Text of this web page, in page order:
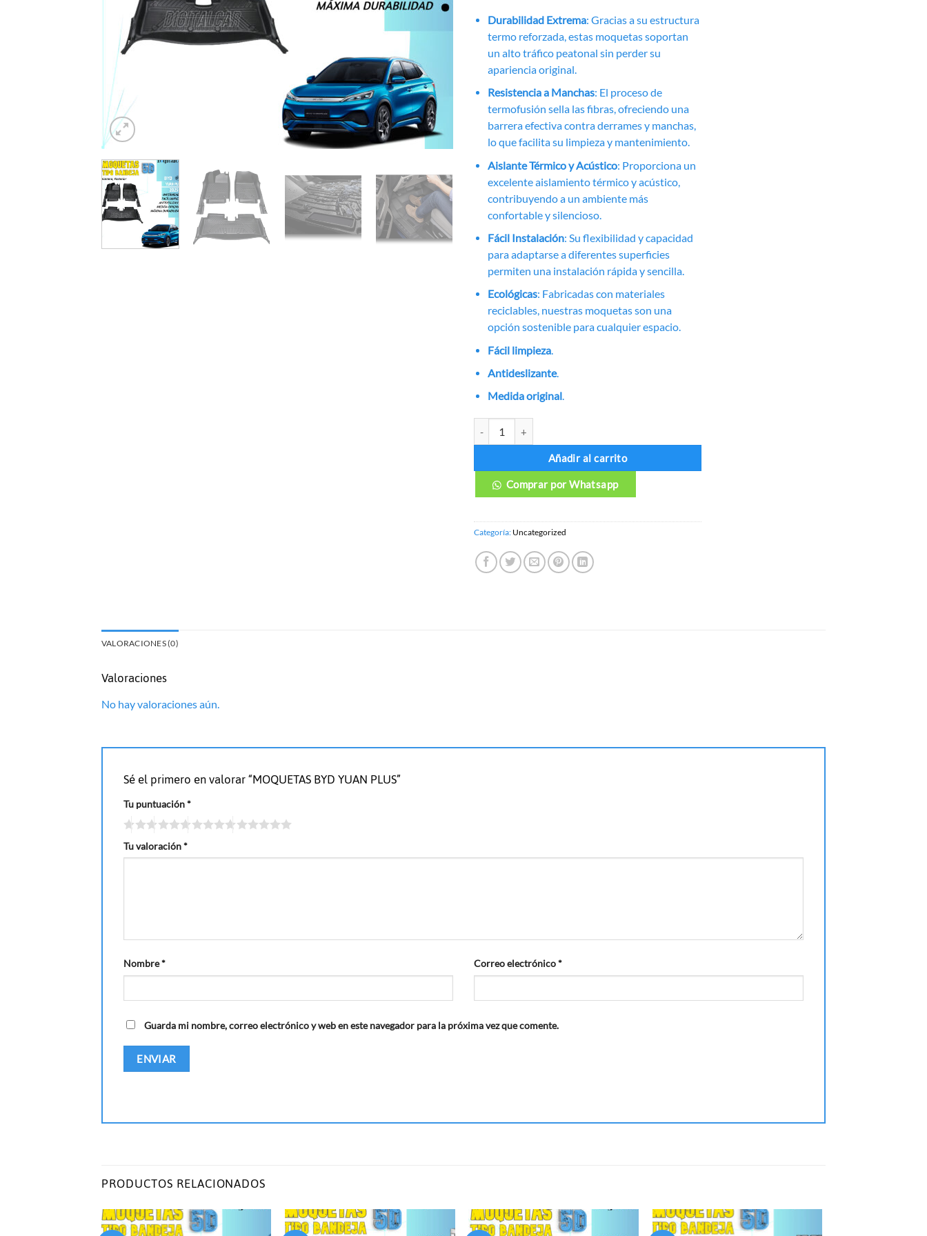
Durabilidad Extrema: Gracias a su estructura
termo reforzada, estas moquetas soportan
un alto tráfico peatonal sin perder su
apariencia original.
Resistencia a Manchas: El proceso de
termofusión sella las fibras, ofreciendo una
barrera efectiva contra derrames y manchas,
lo que facilita su limpieza y mantenimiento.
Aislante Térmico y Acústico: Proporciona un
excelente aislamiento térmico y acústico,
contribuyendo a un ambiente más
confortable y silencioso.
Fácil Instalación: Su flexibilidad y capacidad
para adaptarse a diferentes superficies
permiten una instalación rápida y sencilla.
Ecológicas: Fabricadas con materiales
reciclables, nuestras moquetas son una
opción sostenible para cualquier espacio.
Fácil limpieza.
Antideslizante.
Medida original.
Añadir al carrito
Comprar por Whatsapp
Categoría: Uncategorized
VALORACIONES (0)
Valoraciones
No hay valoraciones aún.
Sé el primero en valorar “MOQUETAS BYD YUAN PLUS”
Tu puntuación*
Tu valoración*
Nombre* Correo electrónico*
Guarda mi nombre, correo electrónico y web en este navegador para la próxima vez que comente.
PRODUCTOS RELACIONADOS